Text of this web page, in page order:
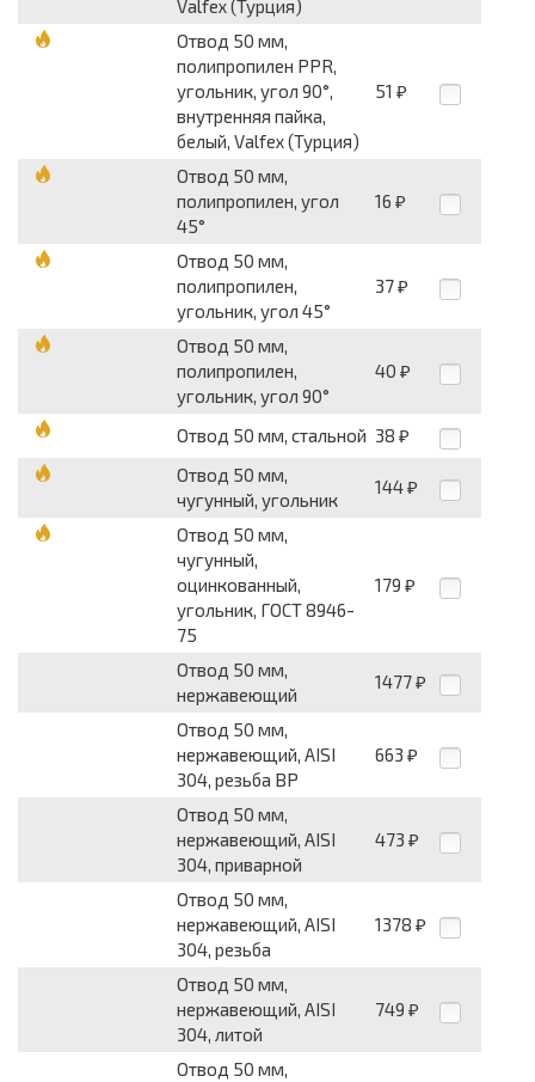
Valfex (Турция)
Отвод 50 мм,
полипропилен PPR,
угольник, угол 90°,
внутренняя пайка,
белый, Valfex (Турция)
51 ₽
Отвод 50 мм,
полипропилен, угол
45°
16 ₽
Отвод 50 мм,
полипропилен,
угольник, угол 45°
37 ₽
Отвод 50 мм,
полипропилен,
угольник, угол 90°
40 ₽
Отвод 50 мм, стальной 38 ₽
Отвод 50 мм,
чугунный, угольник
144 ₽
Отвод 50 мм,
чугунный,
оцинкованный,
угольник, ГОСТ 8946-
75
179 ₽
Отвод 50 мм,
нержавеющий
1477 ₽
Отвод 50 мм,
нержавеющий, AISI
304, резьба ВР
663 ₽
Отвод 50 мм,
нержавеющий, AISI
304, приварной
473 ₽
Отвод 50 мм,
нержавеющий, AISI
304, резьба
1378 ₽
Отвод 50 мм,
нержавеющий, AISI
304, литой
749 ₽
Отвод 50 мм,